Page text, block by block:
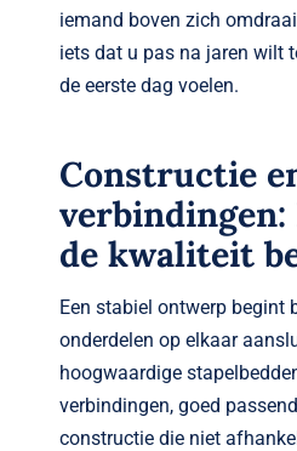
iemand boven zich
iets dat u pas na jaren wilt
de eerste dag voelen.
Constructie
de kwaliteit
Een stabiel ontwerp begint
onderdelen op elkaar
hoogwaardige
verbindingen, goed
constructie die niet